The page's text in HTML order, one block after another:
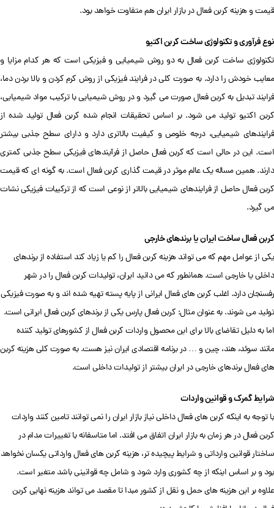
قیمت و هزینه کربن فعال در بازار ایران هم متفاوت خواهد بود.
نوع فرآوری و تکنولوژی ساخت کربن اکتیو
تکنولوژی ساخت کربن فعال به دو روش شیمیایی و فیزیکی است که هر کدام مزایا و
معایب خودش را دارد. به صورت کلی در فرایند فیزیکی از روش کرم کردن و بالا بردن دما،
فرایند تبدیل به کربن فعال صورت می گیرد و در روش شیمیایی با ترکیب مواد شیمیایی،
کربن اکتیو تولید می شود. بر اساس تحقیقات انجام شده کربن فعال تولید شده از
فرایندهای شیمیایی، درجه خلوص و کیفیت بالاتری دارد و دارای سطح جذبی بیشتر
است. این در حالی است که کربن فعال حاصل از فرآیندهای فیزیکی سطح جذبی کمتری
دارند. همین مساله یک عالم موثر در قیمت گذاری کربن فعال است. به گونه ای که قیمت
کربن فعال حاصل از فرایندهای شیمیایی بالاتر از نوعی است که از ترکیبات فیزیکی نشات
می گیرد.
کربن فعال ساخت ایران یا برندهای خارجی
یکی از عوامل مهم که می تواند هزینه کربن فعال را کم یا زیاد کند استفاده از برندهای
داخلی یا خارجی است. همانطور که می دانید ایران، تولیدات کربن فعال را در شهر
رفسنجان دارد. اغلب کربن های فعال ایرانی از پایه پسته تهیه شده اند و به صورت فیزیکی
تولید می شوند. به عنوان مثال: کربن فعال پارس یکی از برندهای کربن فعال ایرانی است.
اما به دلیل تقاضای بالا برای این محصول واردات کربن فعال از کشورهای تولید کننده
مانند سوئد، هند، چین و … در برنامه اقتصادی ایران نیز هست. به صورت کلی هزینه کربن
های فعال برندهای خارجی در ایران بیشتر از تولیدات داخلی است.
شرایط گمرک و قوانین واردات
با توجه به اینکه کربن های فعال داخلی نیاز بازار ایران را نمی توانند تامین کنند واردات
کربن فعال در هر زمان به بازار ایران اتفاق می افتد. اما متاسفانه با تغییرات مدام در
ساختار قوانین وارداتی و شرایط پیچیده تر، هزینه کربن های فعال وارداتی یکسان نخواهد
بود و بر اساس اینکه از چه کشوری وارد شود و شامل چه قوانینی باشد متغیر است.
علاوه بر این هزینه های حمل و نقل از کشور مبدا تا مقصد می تواند هزینه نهایی کربن